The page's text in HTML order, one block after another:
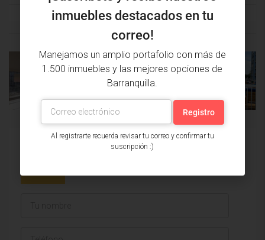
PROPIEDAD
ANTERIOR
PRÓXIMA
PROPIEDAD
Issa Saieh Inmobiliaria
inmuebles destacados en tu
correo!
Manejamos un amplio portafolio con más de
1.500 inmuebles y las mejores opciones de
Barranquilla.
Al registrarte recuerda revisar tu correo y confirmar tu
suscripción :)